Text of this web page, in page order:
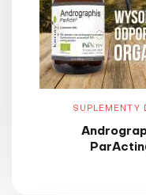
SUPLEMENTY